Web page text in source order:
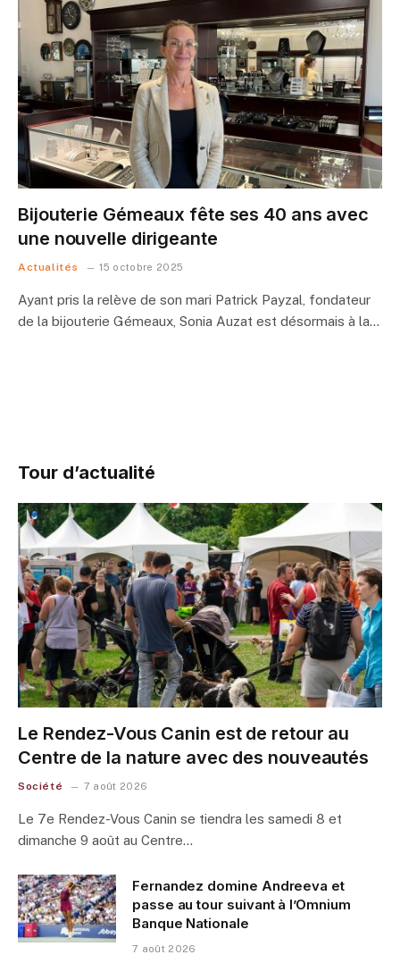
Bijouterie Gémeaux fête ses 40 ans avec
une nouvelle dirigeante
Actualités 15 octobre 2025
Ayant pris la relève de son mari Patrick Payzal, fondateur
de la bijouterie Gémeaux, Sonia Auzat est désormais à la…
Tour d’actualité
Le Rendez-Vous Canin est de retour au
Centre de la nature avec des nouveautés
Société 7 août 2026
Le 7e Rendez-Vous Canin se tiendra les samedi 8 et
dimanche 9 août au Centre…
Fernandez domine Andreeva et
passe au tour suivant à l’Omnium
Banque Nationale
7 août 2026